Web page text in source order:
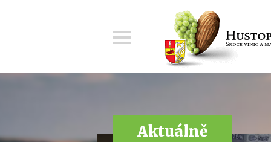
Aktuálně